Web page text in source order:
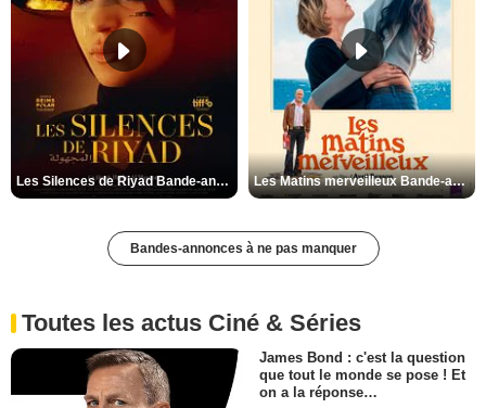
Les Silences de Riyad Bande-annonce VO STFR Les Matins merveilleux Bande-annonce VF
Bandes-annonces à ne pas manquer
Toutes les actus Ciné & Séries
James Bond : c'est la question
que tout le monde se pose ! Et
on a la réponse…